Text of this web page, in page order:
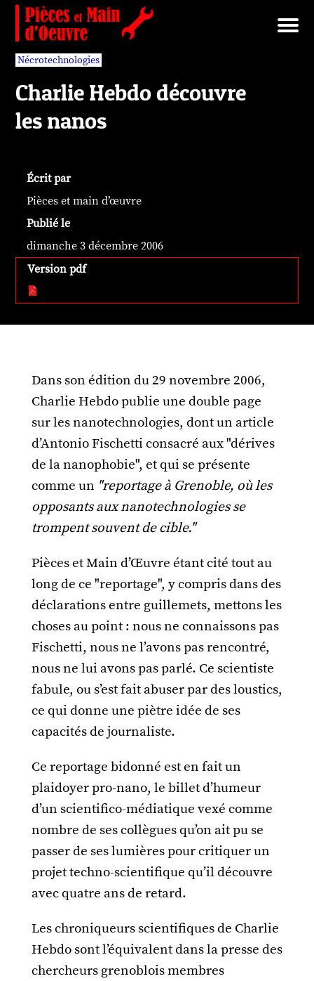
Brut/Archives
Faits divers
Nécrotechnologies
Documents
Librairie/Service Compris
Pièces détachées
Nécrotechnologies
Charlie Hebdo découvre
les nanos
Écrit par
Pièces et main d’œuvre
Publié le
dimanche 3 décembre 2006
Version pdf
Dans son édition du 29 novembre 2006,
Charlie Hebdo publie une double page
sur les nanotechnologies, dont un article
d’Antonio Fischetti consacré aux "dérives
de la nanophobie", et qui se présente
comme un "reportage à Grenoble, où les
opposants aux nanotechnologies se
trompent souvent de cible."
Pièces et Main d’Œuvre étant cité tout au
long de ce "reportage", y compris dans des
déclarations entre guillemets, mettons les
choses au point : nous ne connaissons pas
Fischetti, nous ne l’avons pas rencontré,
nous ne lui avons pas parlé. Ce scientiste
fabule, ou s’est fait abuser par des loustics,
ce qui donne une piètre idée de ses
capacités de journaliste.
Ce reportage bidonné est en fait un
plaidoyer pro-nano, le billet d’humeur
d’un scientifico-médiatique vexé comme
nombre de ses collègues qu’on ait pu se
passer de ses lumières pour critiquer un
projet techno-scientifique qu’il découvre
avec quatre ans de retard.
Les chroniqueurs scientifiques de Charlie
Hebdo sont l’équivalent dans la presse des
chercheurs grenoblois membres